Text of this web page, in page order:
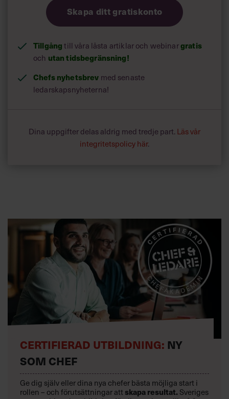
Skapa ditt gratiskonto
Tillgångtill våra låsta artiklar och webinargratis
och utan tidsbegränsning!
Chefs nyhetsbrev med senaste
ledarskapsnyheterna!
Dina uppgifter delas aldrig med tredje part. Läs vår
integritetspolicy här.
CERTIFIERAD UTBILDNING: NY
SOM CHEF
Ge dig själv eller dina nya chefer bästa möjliga start i
rollen – och förutsättningar att skapa resultat. Sveriges